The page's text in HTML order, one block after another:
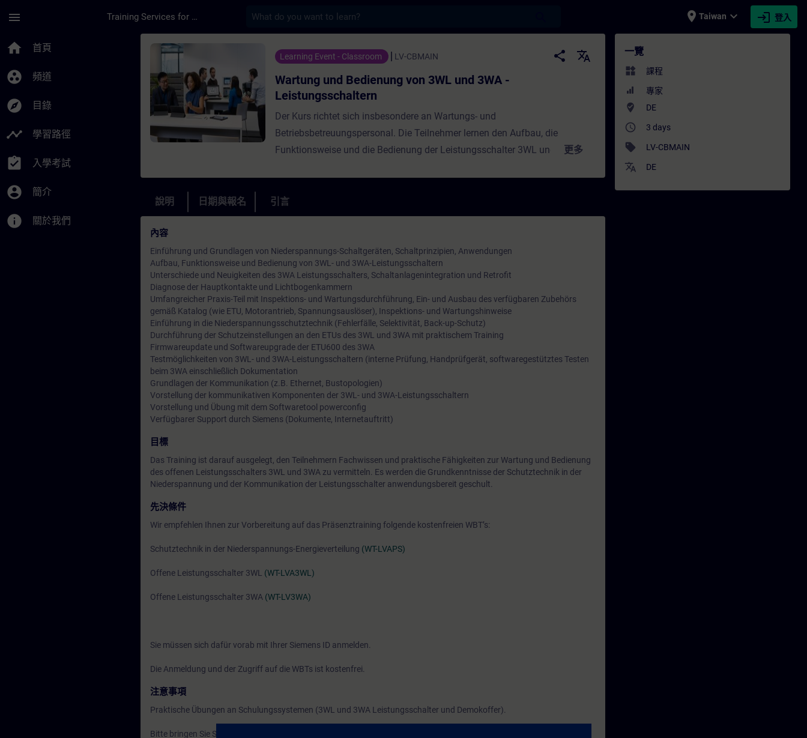
menu Training Services for Digital Industries place Taiwan expand_more login 登入
home 首頁
group_work 頻道
explore 目錄
timeline 學習路徑
assignment_turned_in 入學考試
account_circle 簡介
info 關於我們
課程 - Wartung und Bedienung von 3WL und 3WA - Leistungsschaltern - 培訓 - 培訓 - 專業發展 | SITRAIN
Learning Event - Classroom LV-CBMAIN share
translate
Wartung und Bedienung von 3WL und 3WA -
Leistungsschaltern
Der Kurs richtet sich insbesondere an Wartungs- und
Betriebsbetreuungspersonal. Die Teilnehmer lernen den Aufbau, die
Funktionsweise und die Bedienung der Leistungsschalter 3WL und 3WA
werden Grundkenntnisse der Schutztechnik in der Niederspannung und der
Kommunikation der Leistungsschalter vermittelt.
更多
說明 日期與報名 引言
內容
Einführung und Grundlagen von Niederspannungs-Schaltgeräten, Schaltprinzipien, Anwendungen
Aufbau, Funktionsweise und Bedienung von 3WL- und 3WA-Leistungsschaltern
Unterschiede und Neuigkeiten des 3WA Leistungsschalters, Schaltanlagenintegration und Retrofit
Diagnose der Hauptkontakte und Lichtbogenkammern
Umfangreicher Praxis-Teil mit Inspektions- und Wartungsdurchführung, Ein- und Ausbau des verfügbaren Zubehörs
gemäß Katalog (wie ETU, Motorantrieb, Spannungsauslöser), Inspektions- und Wartungshinweise
Einführung in die Niederspannungsschutztechnik (Fehlerfälle, Selektivität, Back-up-Schutz)
Durchführung der Schutzeinstellungen an den ETUs des 3WL und 3WA mit praktischem Training
Firmwareupdate und Softwareupgrade der ETU600 des 3WA
Testmöglichkeiten von 3WL- und 3WA-Leistungsschaltern (interne Prüfung, Handprüfgerät, softwaregestütztes Testen
beim 3WA einschließlich Dokumentation
Grundlagen der Kommunikation (z.B. Ethernet, Bustopologien)
Vorstellung der kommunikativen Komponenten der 3WL- und 3WA-Leistungsschaltern
Vorstellung und Übung mit dem Softwaretool powerconfig
Verfügbarer Support durch Siemens (Dokumente, Internetauftritt)
目標
Das Training ist darauf ausgelegt, den Teilnehmern Fachwissen und praktische Fähigkeiten zur Wartung und Bedienung
des offenen Leistungsschalters 3WL und 3WA zu vermitteln. Es werden die Grundkenntnisse der Schutztechnik in der
Niederspannung und der Kommunikation der Leistungsschalter anwendungsbereit geschult.
先決條件
Wir empfehlen Ihnen zur Vorbereitung auf das Präsenztraining folgende kostenfreien WBT’s:
Schutztechnik in der Niederspannungs-Energieverteilung (WT-LVAPS)
Offene Leistungsschalter 3WL (WT-LVA3WL)
Offene Leistungsschalter 3WA (WT-LV3WA)
Sie müssen sich dafür vorab mit Ihrer Siemens ID anmelden.
Die Anmeldung und der Zugriff auf die WBTs ist kostenfrei.
注意事項
Praktische Übungen an Schulungssystemen (3WL und 3WA Leistungsschalter und Demokoffer).
Bitte bringen Sie Sicherheitsschuhe mit!
一覽
widgets 課程
專家
where_to_vote DE
access_time 3 days
sell LV-CBMAIN
translate DE